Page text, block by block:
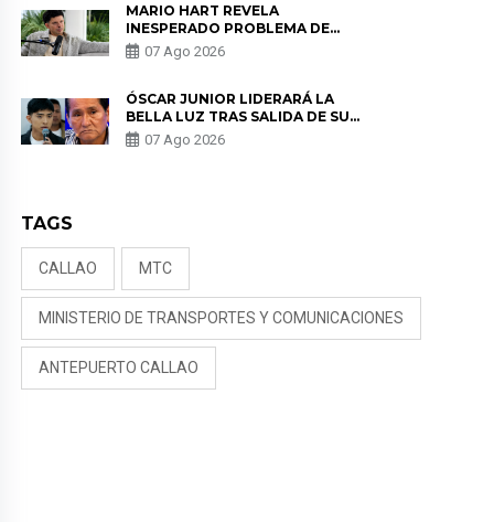
MARIO HART REVELA
INESPERADO PROBLEMA DE
SALUD ANTES DE SEPARARSE DE
KORINA: “ME ENCONTRARON UN
07 Ago 2026
ÓSCAR JUNIOR LIDERARÁ LA
BELLA LUZ TRAS SALIDA DE SU
PADRE POR POLÉMICA CON
NALDY SALDAÑA
07 Ago 2026
TAGS
CALLAO MTC
MINISTERIO DE TRANSPORTES Y COMUNICACIONES
ANTEPUERTO CALLAO